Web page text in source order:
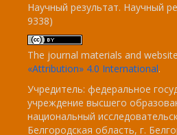
Научный результат. Научный
9338)
The journal materials and
«Attribution» 4.0 International.
Учредитель: федеральное
учреждение высшего
национальный
Белгородская область, г.